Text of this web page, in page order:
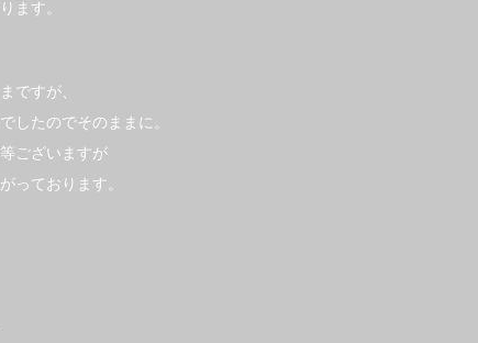
ます。
ですが、
したのでそのままに。
ございますが
っております。